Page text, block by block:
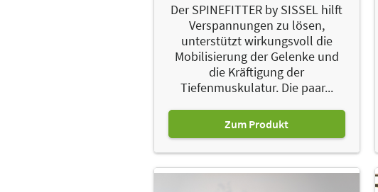
Der SPINEFITTER by SISSEL hilft
Verspannungen zu lösen,
unterstützt wirkungsvoll die
Mobilisierung der Gelenke und
die Kräftigung der
Tiefenmuskulatur. Die paar...
Zum Produkt